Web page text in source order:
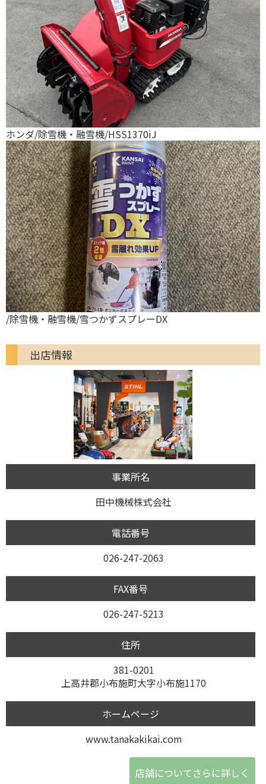
ホンダ/除雪機・融雪機/HSS1370iJ
/除雪機・融雪機/雪つかずスプレーDX
出店情報
事業所名
田中機械株式会社
電話番号
026-247-2063
FAX番号
026-247-5213
住所
381-0201
上高井郡小布施町大字小布施1170
ホームページ
www.tanakakikai.com
店舗についてさらに詳しく